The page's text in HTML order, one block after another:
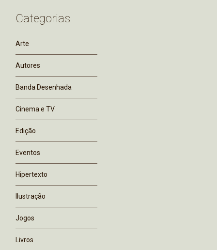
Categorias
Arte
Autores
Banda Desenhada
Cinema e TV
Edição
Eventos
Hipertexto
Ilustração
Jogos
Livros